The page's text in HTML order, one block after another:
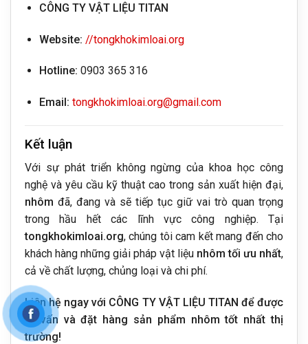
CÔNG TY VẬT LIỆU TITAN
Website: //tongkhokimloai.org
Hotline: 0903 365 316
Email: tongkhokimloai.org@gmail.com
Kết luận
Với sự phát triển không ngừng của khoa học công
nghệ và yêu cầu kỹ thuật cao trong sản xuất hiện đại,
nhôm đã, đang và sẽ tiếp tục giữ vai trò quan trọng
trong hầu hết các lĩnh vực công nghiệp. Tại
tongkhokimloai.org, chúng tôi cam kết mang đến cho
khách hàng những giải pháp vật liệu nhôm tối ưu nhất,
cả về chất lượng, chủng loại và chi phí.
Liên hệ ngay với CÔNG TY VẬT LIỆU TITAN để được
tư vấn và đặt hàng sản phẩm nhôm tốt nhất thị
trường!